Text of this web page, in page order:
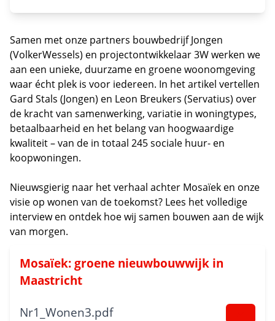
Samen met onze partners bouwbedrijf Jongen
(VolkerWessels) en projectontwikkelaar 3W werken we
aan een unieke, duurzame en groene woonomgeving
waar écht plek is voor iedereen. In het artikel vertellen
Gard Stals (Jongen) en Leon Breukers (Servatius) over
de kracht van samenwerking, variatie in woningtypes,
betaalbaarheid en het belang van hoogwaardige
kwaliteit – van de in totaal 245 sociale huur- en
koopwoningen.
Nieuwsgierig naar het verhaal achter Mosaïek en onze
visie op wonen van de toekomst? Lees het volledige
interview en ontdek hoe wij samen bouwen aan de wijk
van morgen.
Mosaïek: groene nieuwbouwwijk in
Maastricht
Nr1_Wonen3.pdf